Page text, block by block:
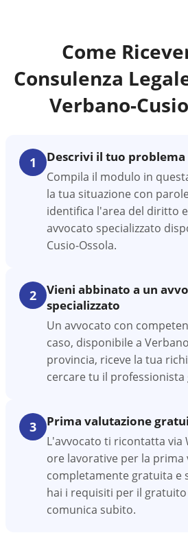
Come
Consulenza
Verbano-
1 Descrivi il tuo problema
Compila il modulo in
la tua situazione con
identifica l'area del diritto
avvocato specializzato
Cusio-Ossola.
2
Vieni abbinato a un
specializzato
Un avvocato con
caso, disponibile a
provincia, riceve la tua
cercare tu il professionista
3 Prima valutazione
L'avvocato ti ricontatta via
ore lavorative per la prima
completamente gratuita e
hai i requisiti per il
comunica subito.